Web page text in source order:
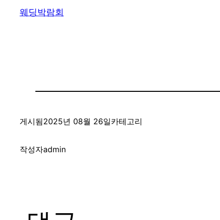
웨딩박람회
게시됨2025년 08월 26일카테고리
작성자admin